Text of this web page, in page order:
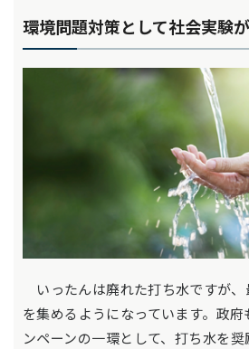
環境問題対策として社会実験
いったんは廃れた打ち水ですが、
を集めるようになっています。政
ンペーンの一環として、打ち水を